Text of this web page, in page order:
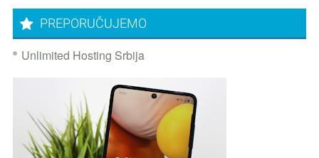
PREPORUČUJEMO
Unlimited Hosting Srbija